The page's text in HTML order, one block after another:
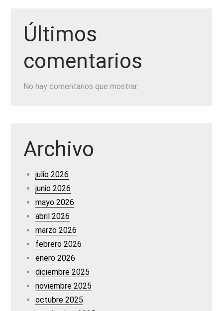
Últimos
comentarios
No hay comentarios que mostrar.
Archivo
julio 2026
junio 2026
mayo 2026
abril 2026
marzo 2026
febrero 2026
enero 2026
diciembre 2025
noviembre 2025
octubre 2025